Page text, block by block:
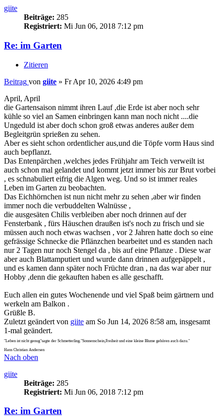
giite
Beiträge: 285
Registriert: Mi Jun 06, 2018 7:12 pm
Re: im Garten
Zitieren
Beitrag von giite » Fr Apr 10, 2026 4:49 pm
April, April
die Gartensaison nimmt ihren Lauf ,die Erde ist aber noch sehr
kühle so viel an Samen einbringen kann man noch nicht ....die
Ungeduld ist aber doch schon groß etwas anderes außer dem
Begleitgrün sprießen zu sehen.
Aber es sieht schon ordentlicher aus,und die Töpfe vorm Haus sind
auch bepflanzt.
Das Entenpärchen ,welches jedes Frühjahr am Teich verweilt ist
auch schon mal gelandet und kommt jetzt immer bis zur Brut vorbei
, es schnabuliert eifrig die Algen weg. Und so ist immer reales
Leben im Garten zu beobachten.
Das Eichhörnchen ist nun nicht mehr zu sehen ,aber wir finden
immer noch die verbuddelten Walnüsse ,
die ausgesäten Chilis verbleiben aber noch drinnen auf der
Fensterbank , fürs Häuschen draußen ist's noch zu frisch und sie
müssen auch noch etwas wachsen , vor 2 Jahren hatte doch so eine
gefrässige Schnecke die Pflänzchen bearbeitet und es standen nach
nur 2 Tagen nur noch Stengel da , bis auf eine Pflanze . Diese war
aber auch Blattamputiert und wurde dann drinnen aufgepäppelt ,
und es kamen dann später noch Früchte dran , na das war aber nur
Hobby ,denn die gekauften haben es alle geschafft.
Euch allen ein gutes Wochenende und viel Spaß beim gärtnern und
werkeln am Balkon .
Grüßle B.
Zuletzt geändert von giite am So Jun 14, 2026 8:58 am, insgesamt
1-mal geändert.
"Leben ist nicht genug"sagte der Schmetterling."Sonnenschein,Freiheit und eine kleine Blume gehören auch dazu."
Hans Christian Andersen
Nach oben
giite
Beiträge: 285
Registriert: Mi Jun 06, 2018 7:12 pm
Re: im Garten